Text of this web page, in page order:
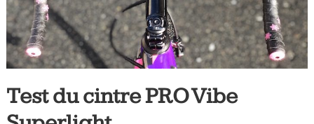
Tous
les
jours,
votre
vélo
et
Test du cintre PRO Vibe